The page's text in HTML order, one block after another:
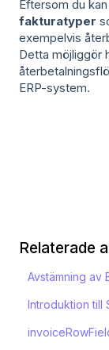
Eftersom du
fakturatyper
exempelvis
Detta möjliggör
ERP-system.
Relaterade
Avstämning av
Introduktion till